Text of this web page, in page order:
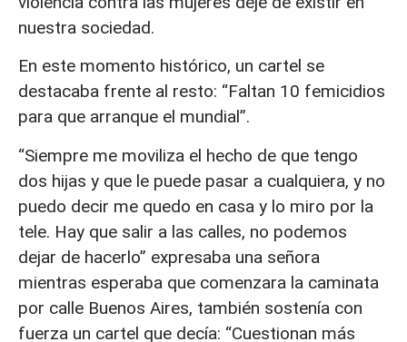
nuestra sociedad.
En este momento histórico, un cartel se
destacaba frente al resto: “Faltan 10 femicidios
para que arranque el mundial”.
“Siempre me moviliza el hecho de que tengo
dos hijas y que le puede pasar a cualquiera, y no
puedo decir me quedo en casa y lo miro por la
tele. Hay que salir a las calles, no podemos
dejar de hacerlo” expresaba una señora
mientras esperaba que comenzara la caminata
por calle Buenos Aires, también sostenía con
fuerza un cartel que decía: “Cuestionan más